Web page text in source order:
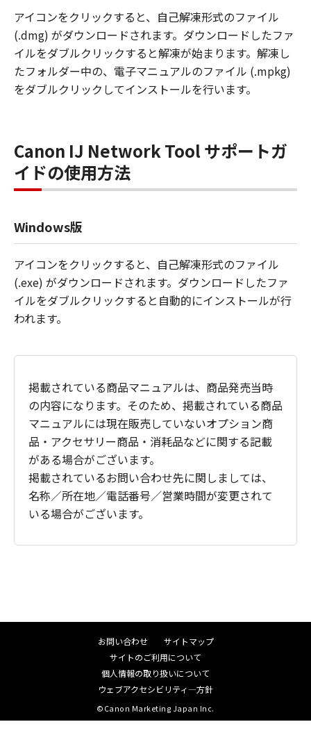
アイコンをクリックすると、自己解凍形式のファイル
(.dmg) がダウンロードされます。ダウンロードしたファ
イルをダブルクリックすると解凍が始まります。解凍し
たフォルダー中の、電子マニュアルのファイル (.mpkg)
をダブルクリックしてインストールを行います。
Canon IJ Network Tool サポートガ
イドの使用方法
Windows版
アイコンをクリックすると、自己解凍形式のファイル
(.exe) がダウンロードされます。ダウンロードしたファ
イルをダブルクリックすると自動的にインストールが行
われます。
掲載されている商品マニュアルは、商品発売当時
の内容になります。そのため、掲載されている商品
マニュアルには現在販売していないオプション商
品・アクセサリー商品・消耗品などに関する記載
がある場合がございます。
掲載されているお問い合わせ先に関しましては、
名称／所在地／電話番号／営業時間が変更されて
いる場合がございます。
お問い合わせ
サイトマップ
サイトのご利用について
個人情報の取り扱いについて
ウェブアクセシビリティ―方針
©Canon Marketing Japan Inc.